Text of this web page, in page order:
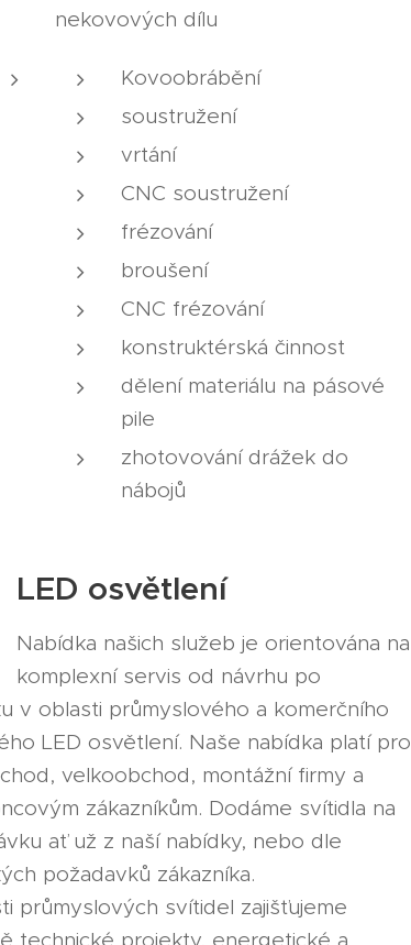
nekovových dílu
Kovoobrábění
soustružení
vrtání
CNC soustružení
frézování
broušení
CNC frézování
konstruktérská činnost
dělení materiálu na pásové
pile
zhotovování drážek do
nábojů
LED osvětlení
Nabídka našich služeb je orientována na
komplexní servis od návrhu po
v oblasti průmyslového a komerčního
LED osvětlení. Naše nabídka platí pro
velkoobchod, montážní firmy a
zákazníkům. Dodáme svítidla na
ať už z naší nabídky, nebo dle
požadavků zákazníka.
průmyslových svítidel zajišťujeme